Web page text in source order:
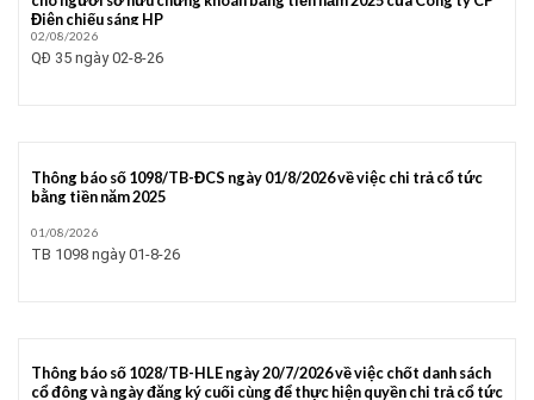
Điện chiếu sáng HP
02/08/2026
QĐ 35 ngày 02-8-26
Thông báo số 1098/TB-ĐCS ngày 01/8/2026 về việc chi trả cổ tức
bằng tiền năm 2025
01/08/2026
TB 1098 ngày 01-8-26
Thông báo số 1028/TB-HLE ngày 20/7/2026 về việc chốt danh sách
cổ đông và ngày đăng ký cuối cùng để thực hiện quyền chi trả cổ tức